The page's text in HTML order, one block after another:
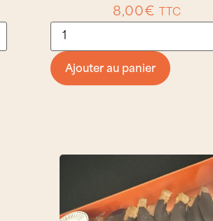
8,00€ TTC
Ajouter au panier